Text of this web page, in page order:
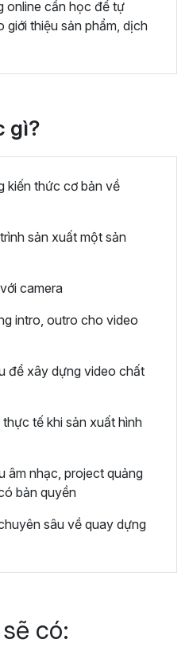
online cần học để tự
giới thiệu sản phẩm, dịch
gì?
kiến thức cơ bản về
sản xuất một sản
camera
intro, outro cho video
để xây dựng video chất
tế khi sản xuất hình
âm nhạc, project quảng
bản quyền
sâu về quay dựng
có: